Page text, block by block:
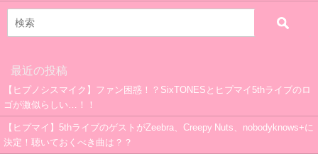
最近の投稿
【ヒプノシスマイク】ファン困惑！？SixTONESとヒプマイ5thライブのロ
ゴが激似らしい…！！
【ヒプマイ】5thライブのゲストがZeebra、Creepy Nuts、nobodyknows+に
決定！聴いておくべき曲は？？